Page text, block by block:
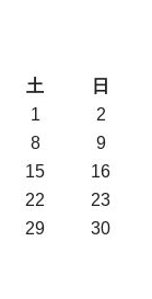
土
日
1
2
8
9
15
16
22
23
29
30